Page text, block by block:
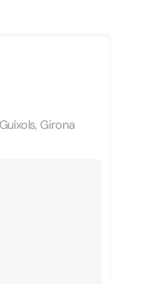
Girona